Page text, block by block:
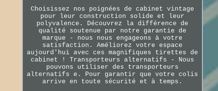
Choisissez nos poignées de cabinet vintage
pour leur construction solide et leur
polyvalence. Découvrez la différence de
qualité soutenue par notre garantie de
marque - nous nous engageons à votre
satisfaction. Améliorez votre espace
aujourd'hui avec ces magnifiques tirettes de
cabinet ! Transporteurs alternatifs - Nous
pouvons utiliser des transporteurs
alternatifs e. Pour garantir que votre colis
arrive en toute sécurité et à temps.